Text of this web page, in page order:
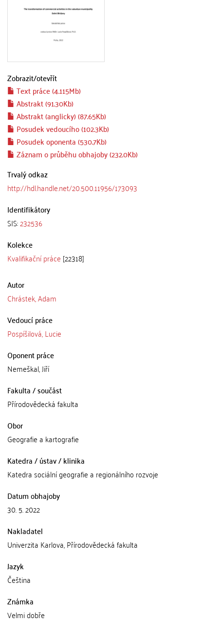
Zobrazit/otevřít
Text práce (4.115Mb)
Abstrakt (91.30Kb)
Abstrakt (anglicky) (87.65Kb)
Posudek vedoucího (102.3Kb)
Posudek oponenta (530.7Kb)
Záznam o průběhu obhajoby (232.0Kb)
Trvalý odkaz
http://hdl.handle.net/20.500.11956/173093
Identifikátory
SIS:232536
Kolekce
Kvalifikační práce [22318]
Autor
Chrástek, Adam
Vedoucí práce
Pospíšilová, Lucie
Oponent práce
Nemeškal, Jiří
Fakulta / součást
Přírodovědecká fakulta
Obor
Geografie a kartografie
Katedra / ústav / klinika
Katedra sociální geografie a regionálního rozvoje
Datum obhajoby
30. 5. 2022
Nakladatel
Univerzita Karlova, Přírodovědecká fakulta
Jazyk
Čeština
Známka
Velmi dobře